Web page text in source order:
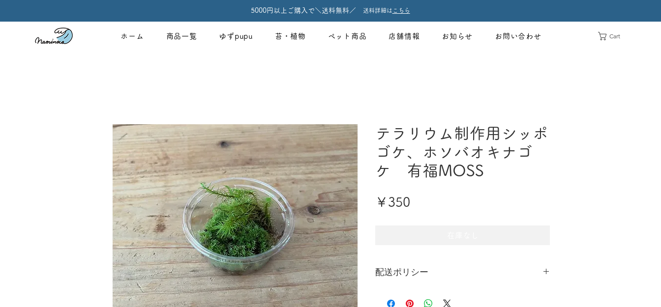
5000円以上ご購入で＼送料無料／ 送料詳細は こちら
ホーム 商品一覧 ゆずpupu 苔・植物 ペット商品 店舗情報 お知らせ お問い合わせ Cart
テラリウム制作用シッポ
ゴケ、ホソバオキナゴ
ケ 有福MOSS
￥350
配送ポリシー